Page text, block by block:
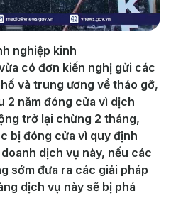
Video
nghiệp kinh
có đơn kiến nghị gửi các
và trung ương về tháo gỡ,
2 năm đóng cửa vì dịch
trở lại chừng 2 tháng,
bị đóng cửa vì quy định
dịch vụ này, nếu các
sớm đưa ra các giải pháp
dịch vụ này sẽ bị phá